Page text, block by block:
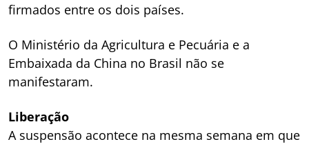
firmados entre os dois países.
O Ministério da Agricultura e Pecuária e a
Embaixada da China no Brasil não se
manifestaram.
Liberação
A suspensão acontece na mesma semana em que